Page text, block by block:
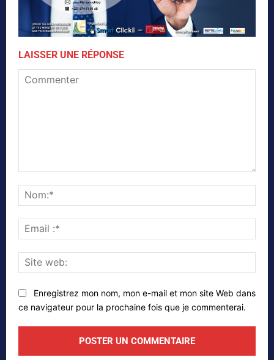
LAISSER UNE RÉPONSE
:*
web:
Enregistrez mon nom, mon e-mail et mon site Web dans
ce navigateur pour la prochaine fois que je commenterai.